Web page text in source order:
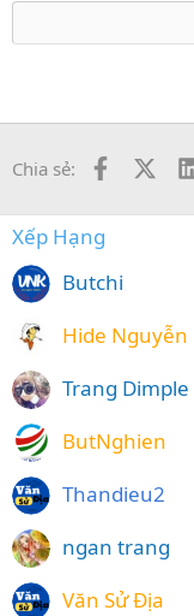
18
22
Chia sẻ: Facebook
X
Xếp Hạng
Butchi
Hide Nguyễn
Trang Dimple
ButNghien
Thandieu2
ngan trang
Văn Sử Địa